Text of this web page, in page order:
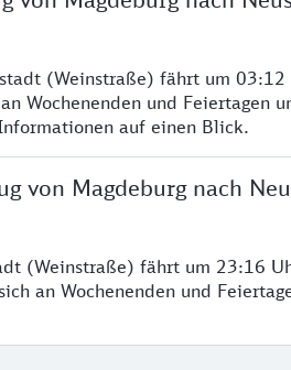
(Weinstraße) fährt um 03:12
Wochenenden und Feiertagen
auf einen Blick.
von Magdeburg nach
(Weinstraße) fährt um 23:16
an Wochenenden und